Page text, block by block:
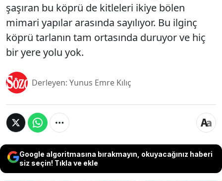
şaşıran bu köprü de kitleleri ikiye bölen
mimari yapılar arasında sayılıyor. Bu ilginç
köprü tarlanın tam ortasında duruyor ve hiç
bir yere yolu yok.
Derleyen: Yunus Emre Kılıç
Google algoritmasına bırakmayın, okuyacağınız haberi
siz seçin! Tıkla ve ekle